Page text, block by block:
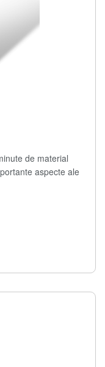
de material
aspecte ale